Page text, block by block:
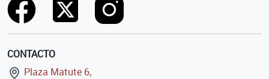
CONTACTO
Plaza Matute 6,